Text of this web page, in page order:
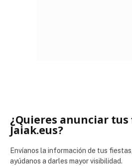
¿Quieres anunciar tus
Jaiak.eus?
Envíanos la información de tus
ayúdanos a darles mayor visibilidad.